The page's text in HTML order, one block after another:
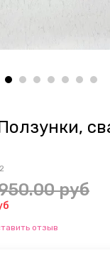
руб
отзыв